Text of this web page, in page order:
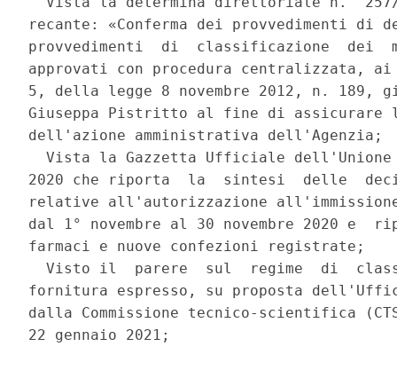
recante: «Conferma dei provvedimenti di
provvedimenti  di  classificazione  dei
approvati con procedura centralizzata,
5, della legge 8 novembre 2012, n.
Giuseppa Pistritto al fine di
dell'azione amministrativa dell'Agenzia;
Vista la Gazzetta Ufficiale
2020 che riporta  la  sintesi  delle
relative all'autorizzazione
dal 1° novembre al 30 novembre 2020 e
farmaci e nuove confezioni registrate;
Visto il  parere  sul  regime  di
fornitura espresso, su proposta
dalla Commissione tecnico-scientifica
22 gennaio 2021;